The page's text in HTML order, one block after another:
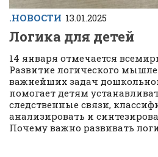
.НОВОСТИ 13.01.2025
Логика для детей
14 января отмечается
Развитие логического
важнейших задач
помогает детям
следственные связи,
анализировать и
Почему важно развивать